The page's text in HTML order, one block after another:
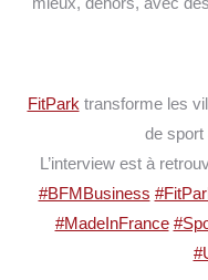
FitPark transforme les
de sport
L’interview est à
#BFMBusiness
#MadeInFrance